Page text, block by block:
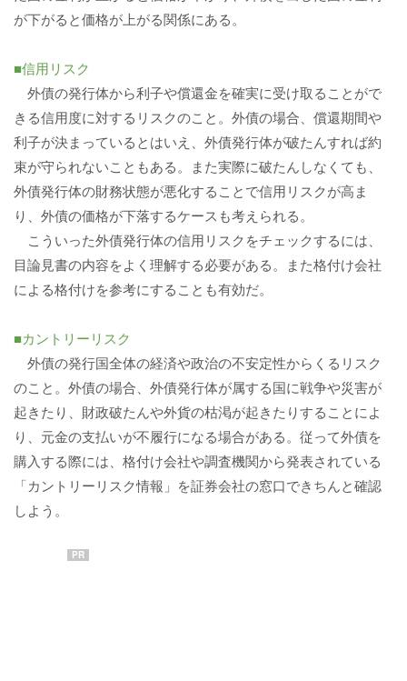
が下がると価格が上がる関係にある。
■信用リスク
外債の発行体から利子や償還金を確実に受け取ることがで
きる信用度に対するリスクのこと。外債の場合、償還期間や
利子が決まっているとはいえ、外債発行体が破たんすれば約
束が守られないこともある。また実際に破たんしなくても、
外債発行体の財務状態が悪化することで信用リスクが高ま
り、外債の価格が下落するケースも考えられる。
こういった外債発行体の信用リスクをチェックするには、
目論見書の内容をよく理解する必要がある。また格付け会社
による格付けを参考にすることも有効だ。
■カントリーリスク
外債の発行国全体の経済や政治の不安定性からくるリスク
のこと。外債の場合、外債発行体が属する国に戦争や災害が
起きたり、財政破たんや外貨の枯渇が起きたりすることによ
り、元金の支払いが不履行になる場合がある。従って外債を
購入する際には、格付け会社や調査機関から発表されている
「カントリーリスク情報」を証券会社の窓口できちんと確認
しよう。
PR